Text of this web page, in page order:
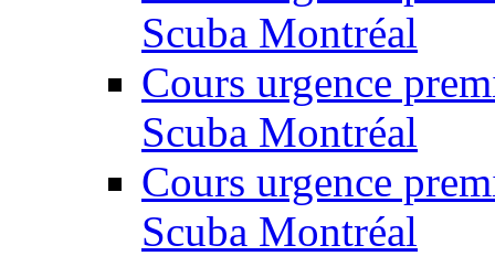
Scuba Montréal
Cours urgence
Scuba Montréal
Cours urgence
Scuba Montréal